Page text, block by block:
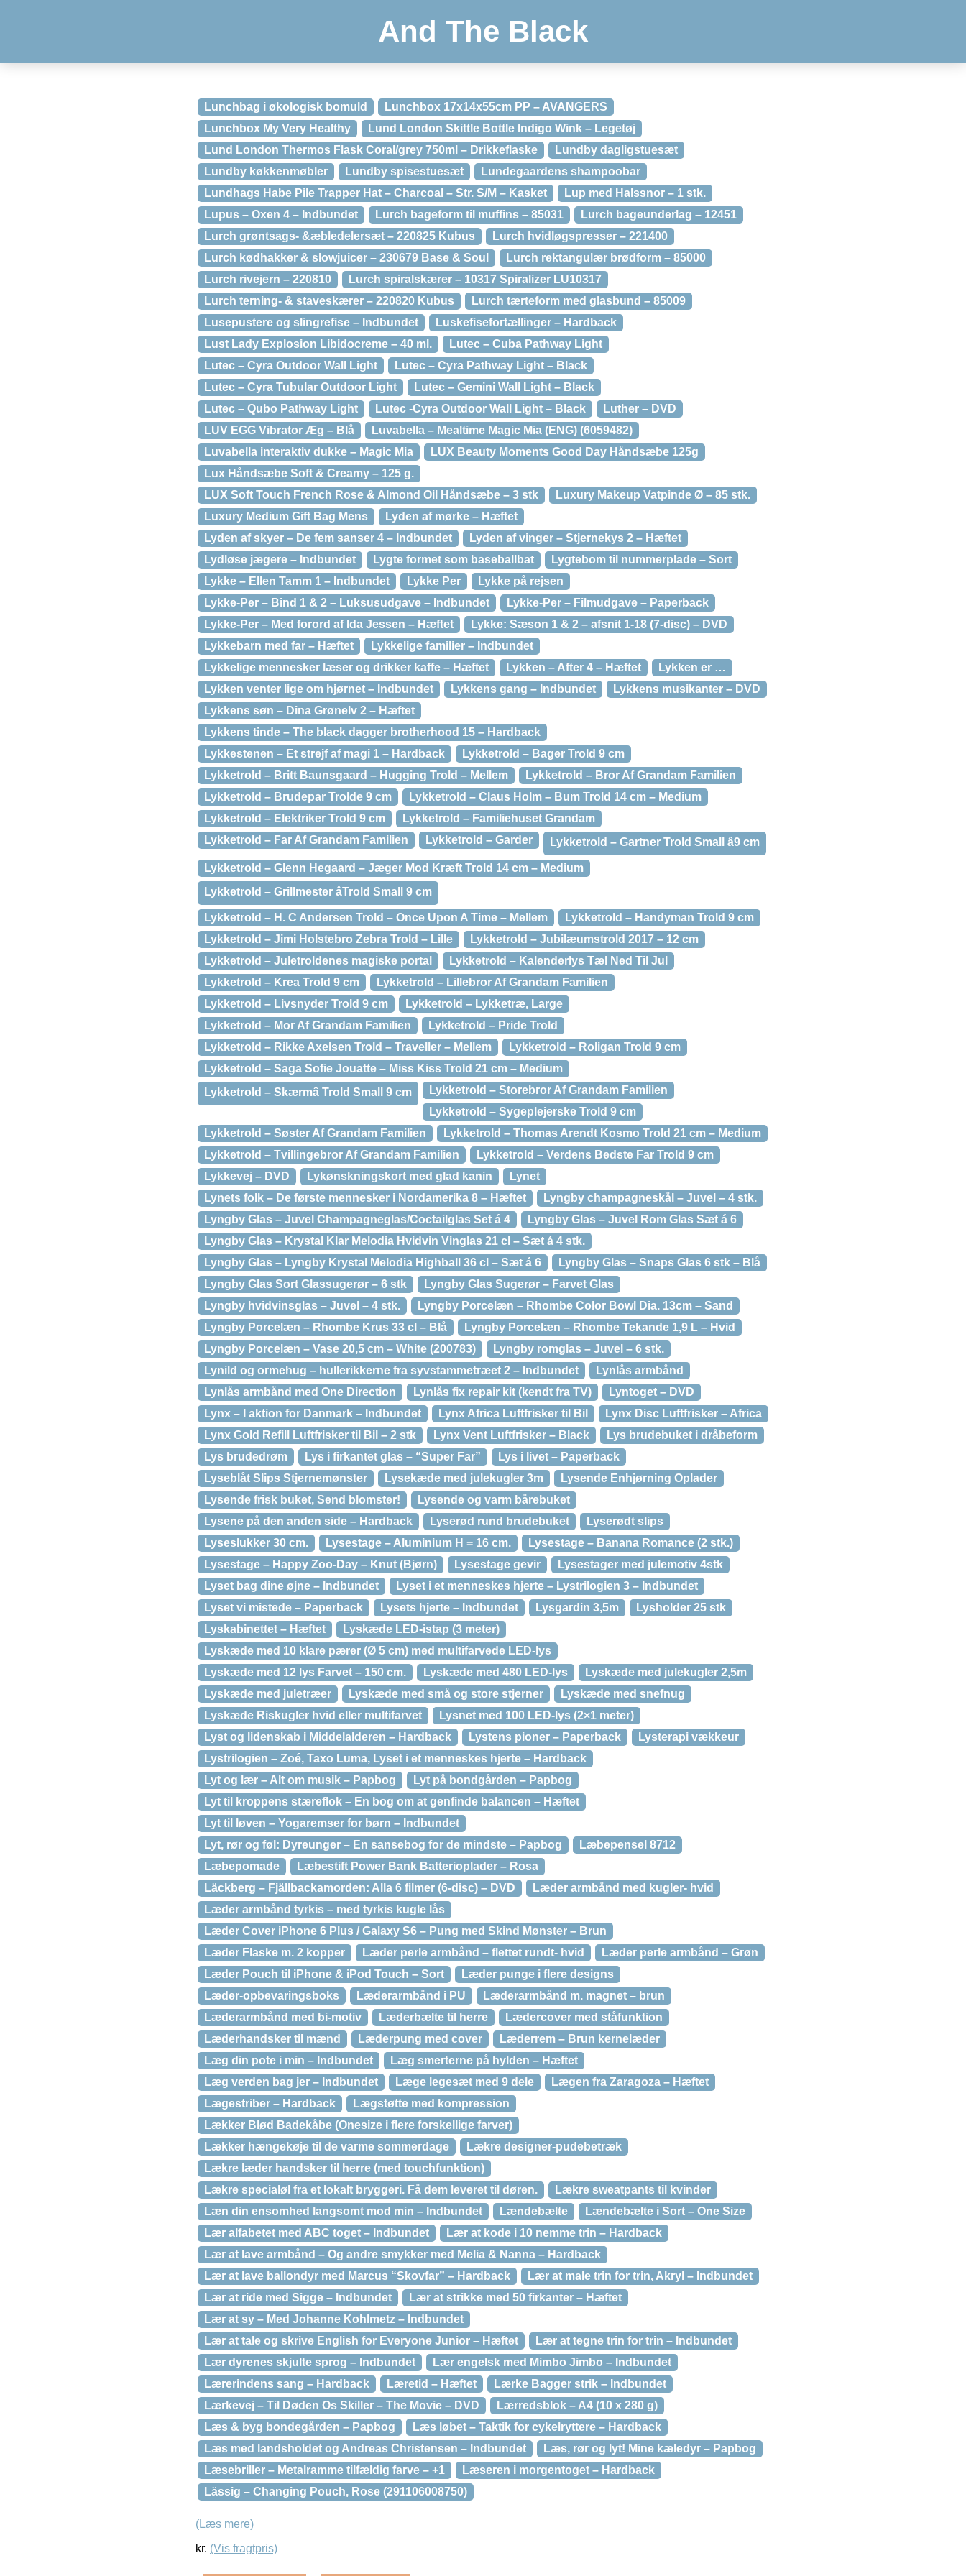
And The Black
Lunchbag i økologisk bomuld
Lunchbox 17x14x55cm PP – AVANGERS
Lunchbox My Very Healthy
Lund London Skittle Bottle Indigo Wink – Legetøj
Lund London Thermos Flask Coral/grey 750ml – Drikkeflaske
Lundby dagligstuesæt
Lundby køkkenmøbler
Lundby spisestuesæt
Lundegaardens shampoobar
Lundhags Habe Pile Trapper Hat – Charcoal – Str. S/M – Kasket
Lup med Halssnor – 1 stk.
Lupus – Oxen 4 – Indbundet
Lurch bageform til muffins – 85031
Lurch bageunderlag – 12451
Lurch grøntsags- &æbledelersæt – 220825 Kubus
Lurch hvidløgspresser – 221400
Lurch kødhakker & slowjuicer – 230679 Base & Soul
Lurch rektangulær brødform – 85000
Lurch rivejern – 220810
Lurch spiralskærer – 10317 Spiralizer LU10317
Lurch terning- & staveskærer – 220820 Kubus
Lurch tærteform med glasbund – 85009
Lusepustere og slingrefise – Indbundet
Luskefisefortællinger – Hardback
Lust Lady Explosion Libidocreme – 40 ml.
Lutec – Cuba Pathway Light
Lutec – Cyra Outdoor Wall Light
Lutec – Cyra Pathway Light – Black
Lutec – Cyra Tubular Outdoor Light
Lutec – Gemini Wall Light – Black
Lutec – Qubo Pathway Light
Lutec -Cyra Outdoor Wall Light – Black
Luther – DVD
LUV EGG Vibrator Æg – Blå
Luvabella – Mealtime Magic Mia (ENG) (6059482)
Luvabella interaktiv dukke – Magic Mia
LUX Beauty Moments Good Day Håndsæbe 125g
Lux Håndsæbe Soft & Creamy – 125 g.
LUX Soft Touch French Rose & Almond Oil Håndsæbe – 3 stk
Luxury Makeup Vatpinde Ø – 85 stk.
Luxury Medium Gift Bag Mens
Lyden af mørke – Hæftet
Lyden af skyer – De fem sanser 4 – Indbundet
Lyden af vinger – Stjernekys 2 – Hæftet
Lydløse jægere – Indbundet
Lygte formet som baseballbat
Lygtebom til nummerplade – Sort
Lykke – Ellen Tamm 1 – Indbundet
Lykke Per
Lykke på rejsen
Lykke-Per – Bind 1 & 2 – Luksusudgave – Indbundet
Lykke-Per – Filmudgave – Paperback
Lykke-Per – Med forord af Ida Jessen – Hæftet
Lykke: Sæson 1 & 2 – afsnit 1-18 (7-disc) – DVD
Lykkebarn med far – Hæftet
Lykkelige familier – Indbundet
Lykkelige mennesker læser og drikker kaffe – Hæftet
Lykken – After 4 – Hæftet
Lykken er …
Lykken venter lige om hjørnet – Indbundet
Lykkens gang – Indbundet
Lykkens musikanter – DVD
Lykkens søn – Dina Grønelv 2 – Hæftet
Lykkens tinde – The black dagger brotherhood 15 – Hardback
Lykkestenen – Et strejf af magi 1 – Hardback
Lykketrold – Bager Trold 9 cm
Lykketrold – Britt Baunsgaard – Hugging Trold – Mellem
Lykketrold – Bror Af Grandam Familien
Lykketrold – Brudepar Trolde 9 cm
Lykketrold – Claus Holm – Bum Trold 14 cm – Medium
Lykketrold – Elektriker Trold 9 cm
Lykketrold – Familiehuset Grandam
Lykketrold – Far Af Grandam Familien
Lykketrold – Garder Lykketrold – Gartner Trold Small â9 cm
Lykketrold – Glenn Hegaard – Jæger Mod Kræft Trold 14 cm – Medium
Lykketrold – Grillmester âTrold Small 9 cm
Lykketrold – H. C Andersen Trold – Once Upon A Time – Mellem
Lykketrold – Handyman Trold 9 cm
Lykketrold – Jimi Holstebro Zebra Trold – Lille
Lykketrold – Jubilæumstrold 2017 – 12 cm
Lykketrold – Juletroldenes magiske portal
Lykketrold – Kalenderlys Tæl Ned Til Jul
Lykketrold – Krea Trold 9 cm
Lykketrold – Lillebror Af Grandam Familien
Lykketrold – Livsnyder Trold 9 cm
Lykketrold – Lykketræ, Large
Lykketrold – Mor Af Grandam Familien
Lykketrold – Pride Trold
Lykketrold – Rikke Axelsen Trold – Traveller – Mellem
Lykketrold – Roligan Trold 9 cm
Lykketrold – Saga Sofie Jouatte – Miss Kiss Trold 21 cm – Medium
Lykketrold – Skærmâ Trold Small 9 cm
Lykketrold – Storebror Af Grandam Familien
Lykketrold – Sygeplejerske Trold 9 cm
Lykketrold – Søster Af Grandam Familien
Lykketrold – Thomas Arendt Kosmo Trold 21 cm – Medium
Lykketrold – Tvillingebror Af Grandam Familien
Lykketrold – Verdens Bedste Far Trold 9 cm
Lykkevej – DVD
Lykønskningskort med glad kanin
Lynet
Lynets folk – De første mennesker i Nordamerika 8 – Hæftet
Lyngby champagneskål – Juvel – 4 stk.
Lyngby Glas – Juvel Champagneglas/Coctailglas Set á 4
Lyngby Glas – Juvel Rom Glas Sæt á 6
Lyngby Glas – Krystal Klar Melodia Hvidvin Vinglas 21 cl – Sæt á 4 stk.
Lyngby Glas – Lyngby Krystal Melodia Highball 36 cl – Sæt á 6
Lyngby Glas – Snaps Glas 6 stk – Blå
Lyngby Glas Sort Glassugerør – 6 stk
Lyngby Glas Sugerør – Farvet Glas
Lyngby hvidvinsglas – Juvel – 4 stk.
Lyngby Porcelæn – Rhombe Color Bowl Dia. 13cm – Sand
Lyngby Porcelæn – Rhombe Krus 33 cl – Blå
Lyngby Porcelæn – Rhombe Tekande 1,9 L – Hvid
Lyngby Porcelæn – Vase 20,5 cm – White (200783)
Lyngby romglas – Juvel – 6 stk.
Lynild og ormehug – hullerikkerne fra syvstammetræet 2 – Indbundet
Lynlås armbånd
Lynlås armbånd med One Direction
Lynlås fix repair kit (kendt fra TV)
Lyntoget – DVD
Lynx – I aktion for Danmark – Indbundet
Lynx Africa Luftfrisker til Bil
Lynx Disc Luftfrisker – Africa
Lynx Gold Refill Luftfrisker til Bil – 2 stk
Lynx Vent Luftfrisker – Black
Lys brudebuket i dråbeform
Lys brudedrøm
Lys i firkantet glas – “Super Far”
Lys i livet – Paperback
Lyseblåt Slips Stjernemønster
Lysekæde med julekugler 3m
Lysende Enhjørning Oplader
Lysende frisk buket, Send blomster!
Lysende og varm bårebuket
Lysene på den anden side – Hardback
Lyserød rund brudebuket
Lyserødt slips
Lyseslukker 30 cm.
Lysestage – Aluminium H = 16 cm.
Lysestage – Banana Romance (2 stk.)
Lysestage – Happy Zoo-Day – Knut (Bjørn)
Lysestage gevir
Lysestager med julemotiv 4stk
Lyset bag dine øjne – Indbundet
Lyset i et menneskes hjerte – Lystrilogien 3 – Indbundet
Lyset vi mistede – Paperback
Lysets hjerte – Indbundet Lysgardin 3,5m
Lysholder 25 stk
Lyskabinettet – Hæftet
Lyskæde LED-istap (3 meter)
Lyskæde med 10 klare pærer (Ø 5 cm) med multifarvede LED-lys
Lyskæde med 12 lys Farvet – 150 cm.
Lyskæde med 480 LED-lys
Lyskæde med julekugler 2,5m
Lyskæde med juletræer
Lyskæde med små og store stjerner
Lyskæde med snefnug
Lyskæde Riskugler hvid eller multifarvet
Lysnet med 100 LED-lys (2×1 meter)
Lyst og lidenskab i Middelalderen – Hardback
Lystens pioner – Paperback
Lysterapi vækkeur
Lystrilogien – Zoé, Taxo Luma, Lyset i et menneskes hjerte – Hardback
Lyt og lær – Alt om musik – Papbog
Lyt på bondgården – Papbog
Lyt til kroppens stæreflok – En bog om at genfinde balancen – Hæftet
Lyt til løven – Yogaremser for børn – Indbundet
Lyt, rør og føl: Dyreunger – En sansebog for de mindste – Papbog
Læbepensel 8712
Læbepomade
Læbestift Power Bank Batterioplader – Rosa
Läckberg – Fjällbackamorden: Alla 6 filmer (6-disc) – DVD
Læder armbånd med kugler- hvid
Læder armbånd tyrkis – med tyrkis kugle lås
Læder Cover iPhone 6 Plus / Galaxy S6 – Pung med Skind Mønster – Brun
Læder Flaske m. 2 kopper
Læder perle armbånd – flettet rundt- hvid
Læder perle armbånd – Grøn
Læder Pouch til iPhone & iPod Touch – Sort
Læder punge i flere designs
Læder-opbevaringsboks
Læderarmbånd i PU
Læderarmbånd m. magnet – brun
Læderarmbånd med bi-motiv
Læderbælte til herre
Lædercover med ståfunktion
Læderhandsker til mænd
Læderpung med cover
Læderrem – Brun kernelæder
Læg din pote i min – Indbundet
Læg smerterne på hylden – Hæftet
Læg verden bag jer – Indbundet
Læge legesæt med 9 dele
Lægen fra Zaragoza – Hæftet
Lægestriber – Hardback
Lægstøtte med kompression
Lækker Blød Badekåbe (Onesize i flere forskellige farver)
Lækker hængekøje til de varme sommerdage
Lækre designer-pudebetræk
Lækre læder handsker til herre (med touchfunktion)
Lækre specialøl fra et lokalt bryggeri. Få dem leveret til døren.
Lækre sweatpants til kvinder
Læn din ensomhed langsomt mod min – Indbundet
Lændebælte
Lændebælte i Sort – One Size
Lær alfabetet med ABC toget – Indbundet
Lær at kode i 10 nemme trin – Hardback
Lær at lave armbånd – Og andre smykker med Melia & Nanna – Hardback
Lær at lave ballondyr med Marcus “Skovfar” – Hardback
Lær at male trin for trin, Akryl – Indbundet
Lær at ride med Sigge – Indbundet
Lær at strikke med 50 firkanter – Hæftet
Lær at sy – Med Johanne Kohlmetz – Indbundet
Lær at tale og skrive English for Everyone Junior – Hæftet
Lær at tegne trin for trin – Indbundet
Lær dyrenes skjulte sprog – Indbundet
Lær engelsk med Mimbo Jimbo – Indbundet
Lærerindens sang – Hardback
Læretid – Hæftet
Lærke Bagger strik – Indbundet
Lærkevej – Til Døden Os Skiller – The Movie – DVD
Lærredsblok – A4 (10 x 280 g)
Læs & byg bondegården – Papbog
Læs løbet – Taktik for cykelryttere – Hardback
Læs med landsholdet og Andreas Christensen – Indbundet
Læs, rør og lyt! Mine kæledyr – Papbog
Læsebriller – Metalramme tilfældig farve – +1
Læseren i morgentoget – Hardback
Lässig – Changing Pouch, Rose (291106008750)
(Læs mere)
kr. (Vis fragtpris)